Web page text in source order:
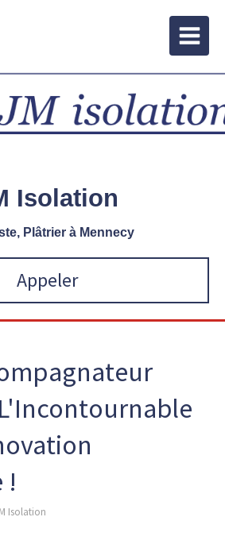
Isolation
Plâtrier à Mennecy
Appeler
L'Incontournable
!
Isolation